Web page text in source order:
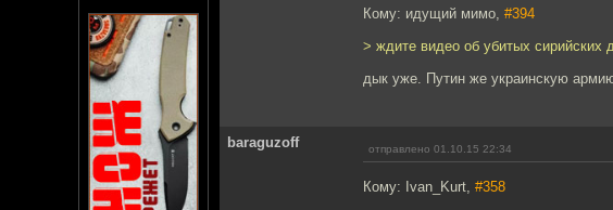
Кому: идущий мимо, #394
> ждите видео об убитых сирийских
дык уже. Путин же украинскую
baraguzoff отправлено 01.10.15 22:34
Кому: Ivan_Kurt, #358